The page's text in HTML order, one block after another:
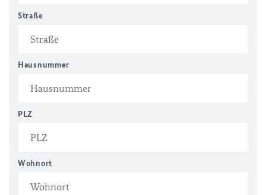
Straße
Hausnummer
PLZ
Wohnort